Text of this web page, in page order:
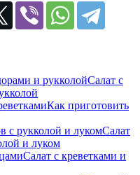
Салат с
Как приготовить
Салат
и луком
Салат с креветками и